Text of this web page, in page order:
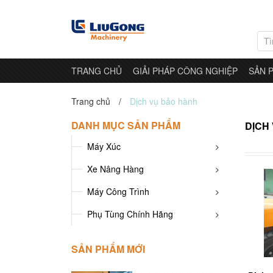
TRANG CHỦ GIẢI PHÁP CÔNG NGHIỆP SẢN
MÁY
Đào
Lật
Lật
Đào
Đào
HÀNG
CHASSIS
GẦM
ĐỘNG
HỘP
Trang chủ / Dịch vụ bảo hành
DỊCH
DANH MỤC SẢN PHẨM
Máy Xúc
Xe Nâng Hàng
Máy Công Trình
Phụ Tùng Chính Hãng
SẢN PHẨM MỚI